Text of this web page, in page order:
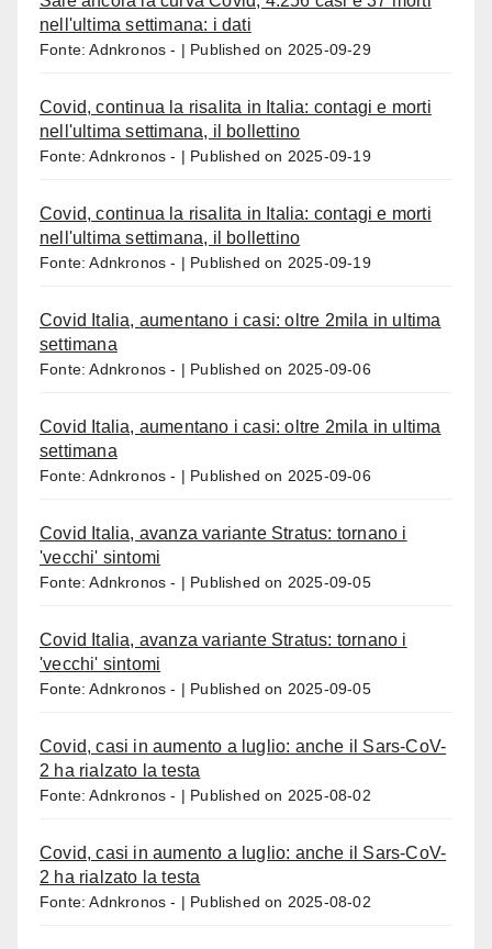
nell'ultima settimana: i dati
Fonte: Adnkronos - Published on 2025-09-29
Covid, continua la risalita in Italia: contagi e morti
nell'ultima settimana, il bollettino
Fonte: Adnkronos - Published on 2025-09-19
Covid, continua la risalita in Italia: contagi e morti
nell'ultima settimana, il bollettino
Fonte: Adnkronos - Published on 2025-09-19
Covid Italia, aumentano i casi: oltre 2mila in ultima
settimana
Fonte: Adnkronos - Published on 2025-09-06
Covid Italia, aumentano i casi: oltre 2mila in ultima
settimana
Fonte: Adnkronos - Published on 2025-09-06
Covid Italia, avanza variante Stratus: tornano i
'vecchi' sintomi
Fonte: Adnkronos - Published on 2025-09-05
Covid Italia, avanza variante Stratus: tornano i
'vecchi' sintomi
Fonte: Adnkronos - Published on 2025-09-05
Covid, casi in aumento a luglio: anche il Sars-CoV-
2 ha rialzato la testa
Fonte: Adnkronos - Published on 2025-08-02
Covid, casi in aumento a luglio: anche il Sars-CoV-
2 ha rialzato la testa
Fonte: Adnkronos - Published on 2025-08-02